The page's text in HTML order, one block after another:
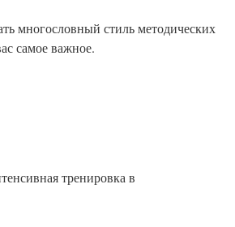
многословный стиль методических
самое важное.
тренировка в